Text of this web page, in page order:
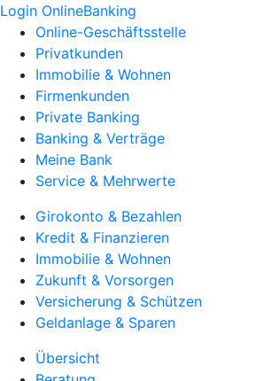
Login OnlineBanking
Online-Geschäftsstelle
Privatkunden
Immobilie & Wohnen
Firmenkunden
Private Banking
Banking & Verträge
Meine Bank
Service & Mehrwerte
Girokonto & Bezahlen
Kredit & Finanzieren
Immobilie & Wohnen
Zukunft & Vorsorgen
Versicherung & Schützen
Geldanlage & Sparen
Übersicht